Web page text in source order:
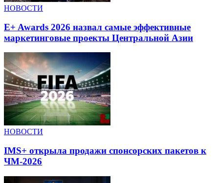
НОВОСТИ
E+ Awards 2026 назвал самые эффективные
маркетинговые проекты Центральной Азии
НОВОСТИ
IMS+ открыла продажи спонсорских пакетов к
ЧМ-2026